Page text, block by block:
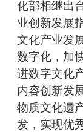
化部相继出
业创新发展
文化产业发
数字化，加
进数字文化
内容创新发
物质文化遗
发，实现优